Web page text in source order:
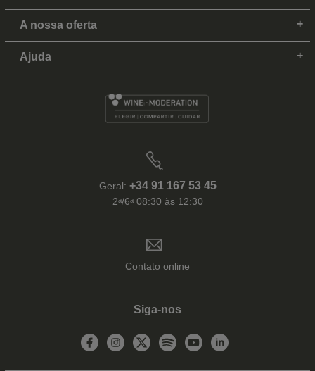
A nossa oferta
Ajuda
Geral: +34 91 167 53 45
2ᵃ/6ᵃ 08:30 às 12:30
Contato online
Siga-nos